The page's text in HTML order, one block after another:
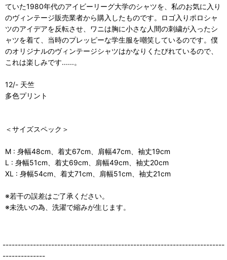
ていた1980年代のアイビーリーグ大学のシャツを、私のお気に入り
のヴィンテージ販売業者から購入したものです。ロゴ入りポロシャ
ツのアイデアを反転させ、ワニは胸に小さな人間の刺繍が入ったシ
ャツを着て、当時のプレッピーな学生服を嘲笑しているのです。僕
のオリジナルのヴィンテージシャツはかなりくたびれているので、
これは楽しみです......。
12/- 天竺
多色プリント
＜サイズスペック＞
M : 身幅48cm、着丈67cm、肩幅47cm、袖丈19cm
L : 身幅51cm、着丈69cm、肩幅49cm、袖丈20cm
XL : 身幅54cm、着丈71cm、肩幅51cm、袖丈21cm
※若干の誤差はご了承ください。
※未洗いの為、洗濯で縮みが生じます。
-------------------------------------------------------------------------
--------------